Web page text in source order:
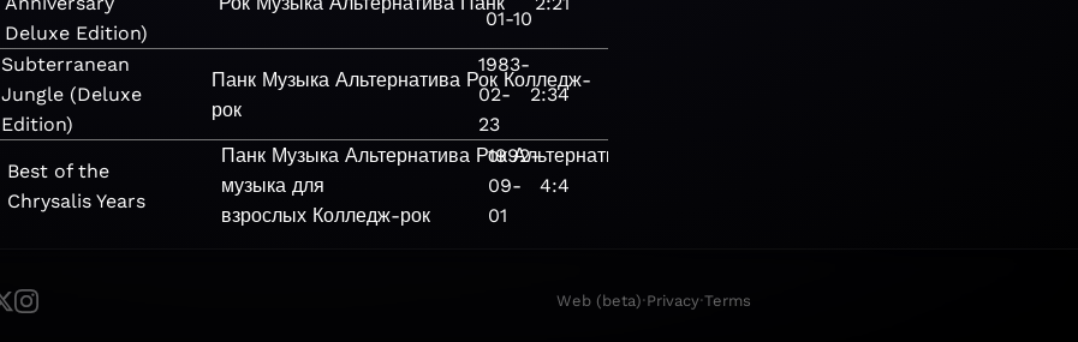
Deluxe Edition)
01-10
Subterranean
Jungle (Deluxe
Edition)
Панк Музыка Альтернатива Рок Колледж-
рок
1983-
02-
23
2:34
Best of the
Chrysalis Years
Панк Музыка Альтернатива Рок Альтернативная
музыка для
взрослых Колледж-рок
1992-
09-
01
4:4
Web (beta)·Privacy·Terms